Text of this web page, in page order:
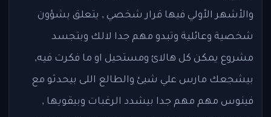
والأشهر الأولي فيها قرار شخصي , يتعلق بشؤون
شخصية وعائلية وتبدو مهم جدا لالك وبتجسد
مشروع يمكن كل هالائ ومستحيل او ما فكرت فيه,
بيشجعك مارس علي شيئ والطالع اللى بيحدثو مع
فينوس مهم مهم جدا بيشدد الرغبات وبيقويها ,